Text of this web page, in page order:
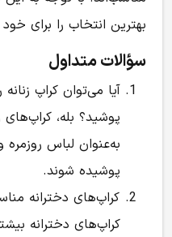
بهترین انتخاب را برای
سؤالات متداول
آیا می‌توان کراپ
پوشید؟ بله، کراپ‌های
به‌عنوان لباس
پوشیده شوند.
کراپ‌های دخترانه
کراپ‌های دخترانه